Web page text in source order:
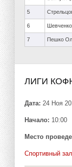
5
6
7 Пешко
ЛИГИ
Дата: 24 Ноя
Начало: 10:00
Место
Спортивный